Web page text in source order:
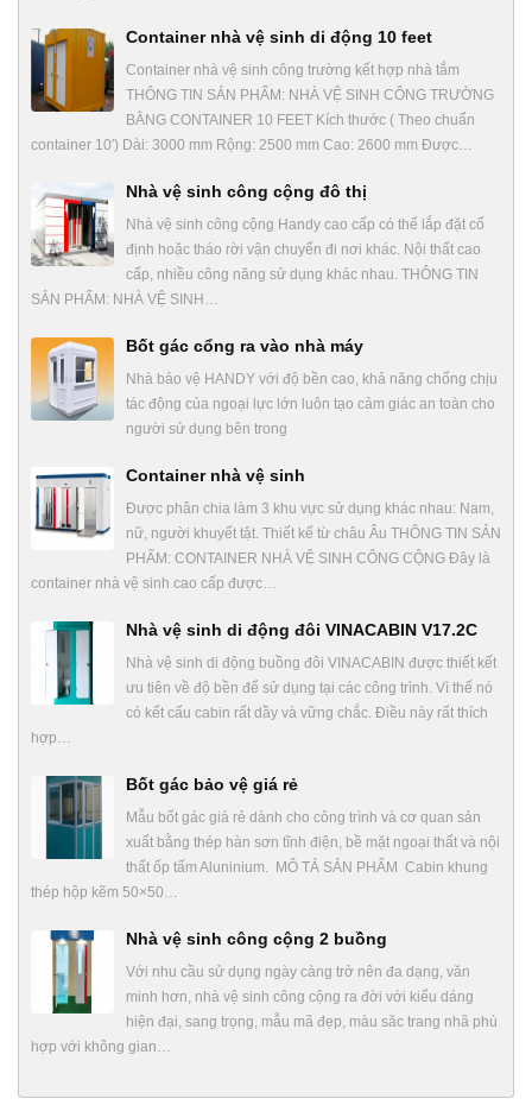
Container nhà vệ sinh di động 10 feet
Container nhà vệ sinh công trường kết hợp nhà tắm
THÔNG TIN SẢN PHẨM: NHÀ VỆ SINH CÔNG TRƯỜNG
BẰNG CONTAINER 10 FEET Kích thước ( Theo chuẩn
container 10′) Dài: 3000 mm Rộng: 2500 mm Cao: 2600 mm Được…
Nhà vệ sinh công cộng đô thị
Nhà vệ sinh công cộng Handy cao cấp có thể lắp đặt cố
định hoặc tháo rời vận chuyển đi nơi khác. Nội thất cao
cấp, nhiều công năng sử dụng khác nhau. THÔNG TIN
SẢN PHẨM: NHÀ VỆ SINH…
Bốt gác cổng ra vào nhà máy
Nhà bảo vệ HANDY với độ bền cao, khả năng chống chịu
tác động của ngoại lực lớn luôn tạo cảm giác an toàn cho
người sử dụng bên trong
Container nhà vệ sinh
Được phân chia làm 3 khu vực sử dụng khác nhau: Nam,
nữ, người khuyết tật. Thiết kế từ châu Âu THÔNG TIN SẢN
PHẨM: CONTAINER NHÀ VỆ SINH CÔNG CỘNG Đây là
container nhà vệ sinh cao cấp được…
Nhà vệ sinh di động đôi VINACABIN V17.2C
Nhà vệ sinh di động buồng đôi VINACABIN được thiết kết
ưu tiên về độ bền để sử dụng tại các công trình. Vì thế nó
có kết cấu cabin rất dầy và vững chắc. Điều này rất thích
hợp…
Bốt gác bảo vệ giá rẻ
Mẫu bốt gác giá rẻ dành cho công trình và cơ quan sản
xuất bằng thép hàn sơn tĩnh điện, bề mặt ngoại thất và nội
thất ốp tấm Aluninium. MÔ TẢ SẢN PHẨM Cabin khung
thép hộp kẽm 50×50…
Nhà vệ sinh công cộng 2 buồng
Với nhu cầu sử dụng ngày càng trở nên đa dạng, văn
minh hơn, nhà vệ sinh công cộng ra đời với kiểu dáng
hiện đại, sang trọng, mẫu mã đẹp, màu săc trang nhã phù
hợp với không gian…